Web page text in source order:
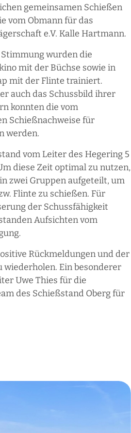
gemeinsamen Schießen
vom Obmann für das
e.V. Kalle Hartmann.
wurden die
mit der Büchse sowie in
mit der Flinte trainiert.
auch das Schussbild ihrer
konnten die vom
Schießnachweise für
werden.
vom Leiter des Hegering 5
diese Zeit optimal zu nutzen,
zwei Gruppen aufgeteilt, um
Flinte zu schießen. Für
der Schussfähigkeit
Aufsichten vom
Rückmeldungen und der
wiederholen. Ein besonderer
Uwe Thies für die
des Schießstand Oberg für